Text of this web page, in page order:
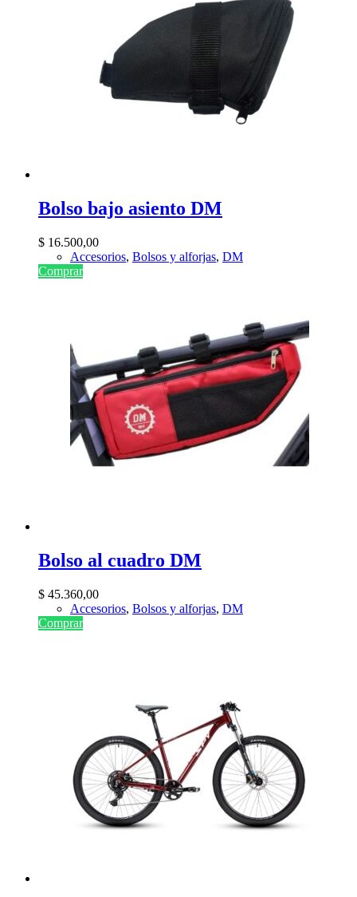
Bolso bajo asiento DM
$ 16.500,00
Accesorios, Bolsos y alforjas, DM
Comprar
Bolso al cuadro DM
$ 45.360,00
Accesorios, Bolsos y alforjas, DM
Comprar